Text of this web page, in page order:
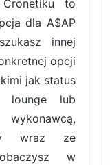
to
dla A$AP
innej
opcji
jak status
lounge lub
wraz ze
w